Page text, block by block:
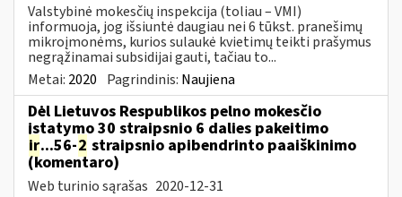
Valstybinė mokesčių inspekcija (toliau – VMI)
informuoja, jog išsiuntė daugiau nei 6 tūkst. pranešimų
mikroįmonėms, kurios sulaukė kvietimų teikti prašymus
negrąžinamai subsidijai gauti, tačiau to...
Metai: 2020 Pagrindinis: Naujiena
Dėl Lietuvos Respublikos pelno mokesčio
įstatymo 30 straipsnio 6 dalies pakeitimo
ir...56-2 straipsnio apibendrinto paaiškinimo
(komentaro)
Web turinio sąrašas 2020-12-31